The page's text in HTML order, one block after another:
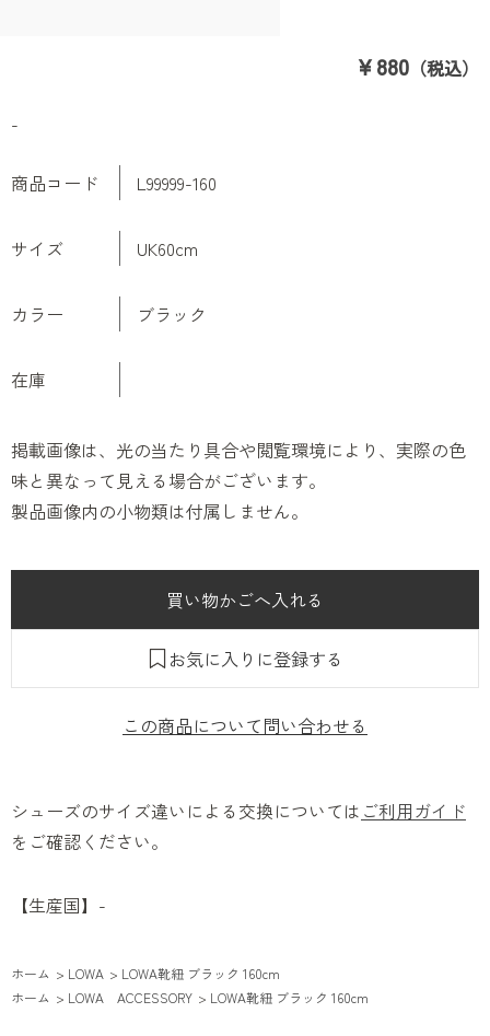
￥880 （税込）
商品コード L99999-160
サイズ UK60cm
カラー ブラック
在庫
お気に入りに登録する
この商品について問い合わせる
-
シューズのサイズ違いによる交換については ご利用ガイド
をご確認ください。
【生産国】-
掲載画像は、光の当たり具合や閲覧環境により、実際の色
味と異なって見える場合がございます。
製品画像内の小物類は付属しません。
ホーム > LOWA > LOWA靴紐 ブラック 160cm
ホーム > LOWA ACCESSORY > LOWA靴紐 ブラック 160cm